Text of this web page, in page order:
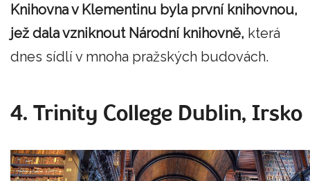
Knihovna v Klementinu byla první knihovnou,
jež dala vzniknout Národní knihovně, která
dnes sídlí v mnoha pražských budovách.
4. Trinity College Dublin, Irsko